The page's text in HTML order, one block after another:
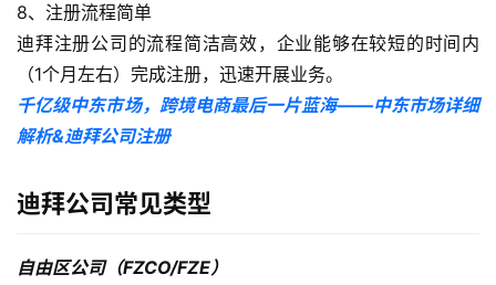
8、注册流程简单
迪拜注册公司的流程简洁高效，企业能够在较短的时间内
（1个月左右）完成注册，迅速开展业务。
千亿级中东市场，跨境电商最后一片蓝海——中东市场详细
解析&迪拜公司注册
迪拜公司常见类型
自由区公司（FZCO/FZE）